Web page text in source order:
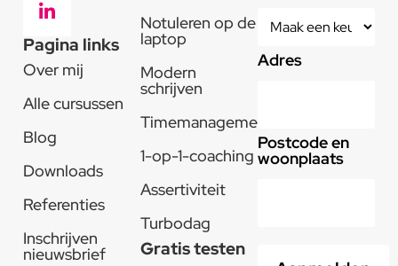
Pagina links
Over mij
Alle cursussen
Blog
Downloads
Referenties
Inschrijven
nieuwsbrief
Notuleren op de
laptop
Modern
schrijven
Timemanagement
1-op-1-coaching
Assertiviteit
Turbodag
Gratis testen
Adres
Postcode en
woonplaats